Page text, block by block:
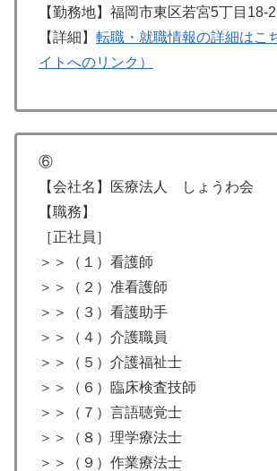
【勤務地】福岡市東区若宮5丁目18-
【詳細】 転職・就職情報の詳細はこ
イトへのリンク）
⑥
【会社名】医療法人 しょうわ会
【職務】
［正社員］
＞＞（１）看護師
＞＞（２）准看護師
＞＞（３）看護助手
＞＞（４）介護職員
＞＞（５）介護福祉士
＞＞（６）臨床検査技師
＞＞（７）言語聴覚士
＞＞（８）理学療法士
＞＞（９）作業療法士